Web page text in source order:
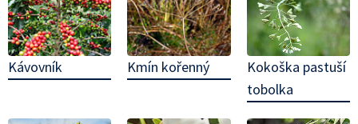
Kávovník Kmín kořenný
Kokoška pastuší
tobolka